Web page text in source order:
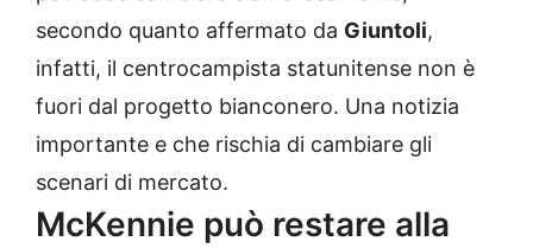
secondo quanto affermato da Giuntoli,
infatti, il centrocampista statunitense non è
fuori dal progetto bianconero. Una notizia
importante e che rischia di cambiare gli
scenari di mercato.
McKennie può restare alla